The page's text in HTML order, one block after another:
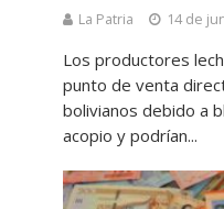
La Patria 14 de
Los productores
punto de venta
bolivianos debido a
acopio y podrían...